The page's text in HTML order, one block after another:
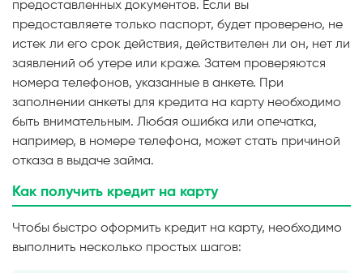
предоставленных документов. Если вы
предоставляете только паспорт, будет проверено, не
истек ли его срок действия, действителен ли он, нет ли
заявлений об утере или краже. Затем проверяются
номера телефонов, указанные в анкете. При
заполнении анкеты для кредита на карту необходимо
быть внимательным. Любая ошибка или опечатка,
например, в номере телефона, может стать причиной
отказа в выдаче займа.
Как получить кредит на карту
Чтобы быстро оформить кредит на карту, необходимо
выполнить несколько простых шагов: